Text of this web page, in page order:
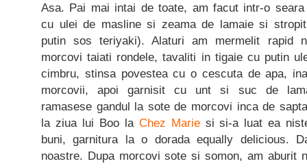
Asa. Pai mai intai de toate, am facut intr-o
cu ulei de masline si zeama de lamaie si
putin sos teriyaki). Alaturi am mermelit rapid
morcovi taiati rondele, tavaliti in tigaie cu putin
cimbru, stinsa povestea cu o cescuta de apa,
morcovii, apoi garnisit cu unt si suc de
ramasese gandul la sote de morcovi inca de
la ziua lui Boo la Chez Mariesi si-a luat ea
buni, garnitura la o dorada equally delicious.
noastre. Dupa morcovi sote si somon, am aburit